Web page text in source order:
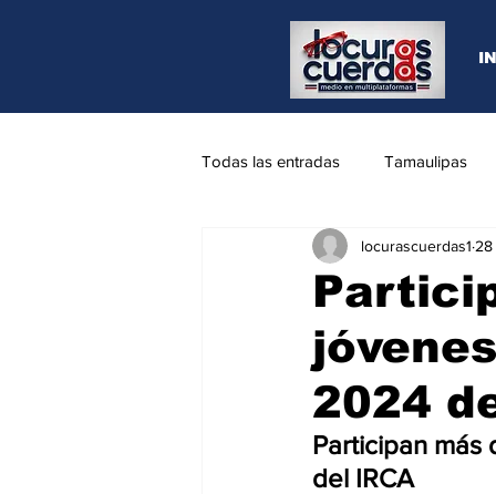
Todas las entradas Tamaulipas
REYNOSA
2024
locurascuerdas1
Participan
del IRCA